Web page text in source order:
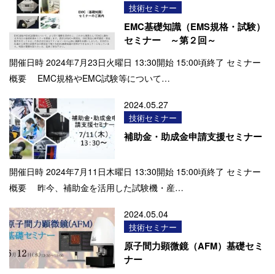
技術セミナー
EMC基礎知識（EMS規格・試験）
セミナー ～第２回～
開催日時 2024年7月23日火曜日 13:30開始 15:00頃終了 セミナー
概要 EMC規格やEMC試験等について…
2024.05.27
技術セミナー
補助金・助成金申請支援セミナー
開催日時 2024年7月11日木曜日 13:30開始 15:00頃終了 セミナー
概要 昨今、補助金を活用した試験機・産…
2024.05.04
技術セミナー
原子間力顕微鏡（AFM）基礎セミ
ナー